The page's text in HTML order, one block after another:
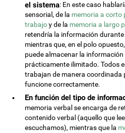
el sistema: En este caso
sensorial, de la memoria a corto
trabajoy de la memoria a largo
retendría la información
mientras que, en el polo
puede almacenar la
prácticamente ilimitado. Todos
trabajan de manera coordinada
funcione correctamente.
En función del tipo de
memoria verbal se encarga de
contenido verbal (aquello que
escuchamos), mientras que la